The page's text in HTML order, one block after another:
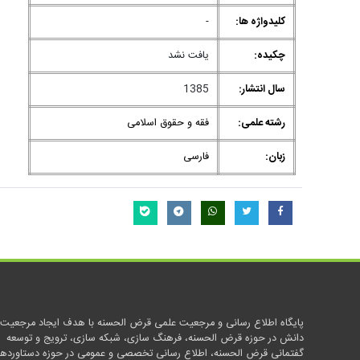
کلیدواژه ها:
-
چکیده:
یافت نشد
سال انتشار:
1385
رشته علمی:
فقه و حقوق اسلامی
زبان:
فارسی
پایگاه اطلاع رسانی و مرجعیت علمی قرض الحسنه با هدف ایجاد مرجعیت
دانش در حوزه قرض الحسنه، فرهنگ سازی، شبکه سازی، ترویج و توسعه
گفتمانی قرض الحسنه، اطلاع رسانی تخصصی و عمومی در حوزه